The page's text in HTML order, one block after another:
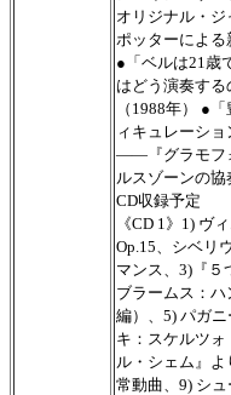
オリジナル・ジ
ポッターによる
●「ベルは21歳
はどう演奏す
（1988年） ●
ィキュレーシ
――『グラモフ
ルスゾーンの協
CD収録予定
《CD 1》1) ヴ
Op.15、シベリ
マンス、3)『５
ブラームス：ハ
編）、5) パガ
キ：スケルツォ
ル・シェム』よ
常動曲、9) シ